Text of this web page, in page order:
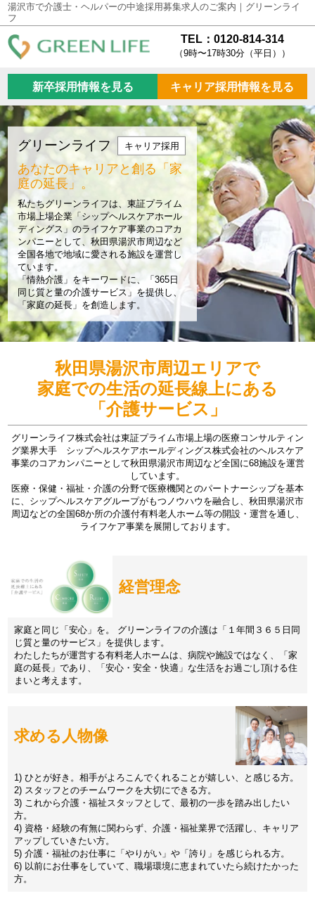
湯沢市で介護士・ヘルパーの中途採用募集求人のご案内｜グリーンライ
フ
TEL：0120-814-314
（9時〜17時30分（平日））
新卒採用情報を見る キャリア採用情報を見る
グリーンライフ キャリア採用
あなたのキャリアと創る「家
庭の延長」。
私たちグリーンライフは、東証プライム
市場上場企業「シップヘルスケアホール
ディングス」のライフケア事業のコアカ
ンパニーとして、秋田県湯沢市周辺など
全国各地で地域に愛される施設を運営し
ています。
「情熱介護」をキーワードに、「365日
同じ質と量の介護サービス」を提供し、
「家庭の延長」を創造します。
秋田県湯沢市周辺エリアで
家庭での生活の延長線上にある
「介護サービス」
グリーンライフ株式会社は東証プライム市場上場の医療コンサルティン
グ業界大手 シップヘルスケアホールディングス株式会社のヘルスケア
事業のコアカンパニーとして秋田県湯沢市周辺など全国に68施設を運営
しています。
医療・保健・福祉・介護の分野で医療機関とのパートナーシップを基本
に、シップヘルスケアグループがもつノウハウを融合し、秋田県湯沢市
周辺などの全国68か所の介護付有料老人ホーム等の開設・運営を通し、
ライフケア事業を展開しております。
経営理念
家庭と同じ「安心」を。 グリーンライフの介護は「１年間３６５日同
じ質と量のサービス」を提供します。
わたしたちが運営する有料老人ホームは、病院や施設ではなく、「家
庭の延長」であり、「安心・安全・快適」な生活をお過ごし頂ける住
まいと考えます。
求める人物像
1) ひとが好き。相手がよろこんでくれることが嬉しい、と感じる方。
2) スタッフとのチームワークを大切にできる方。
3) これから介護・福祉スタッフとして、最初の一歩を踏み出したい
方。
4) 資格・経験の有無に関わらず、介護・福祉業界で活躍し、キャリア
アップしていきたい方。
5) 介護・福祉のお仕事に「やりがい」や「誇り」を感じられる方。
6) 以前にお仕事をしていて、職場環境に恵まれていたら続けたかった
方。